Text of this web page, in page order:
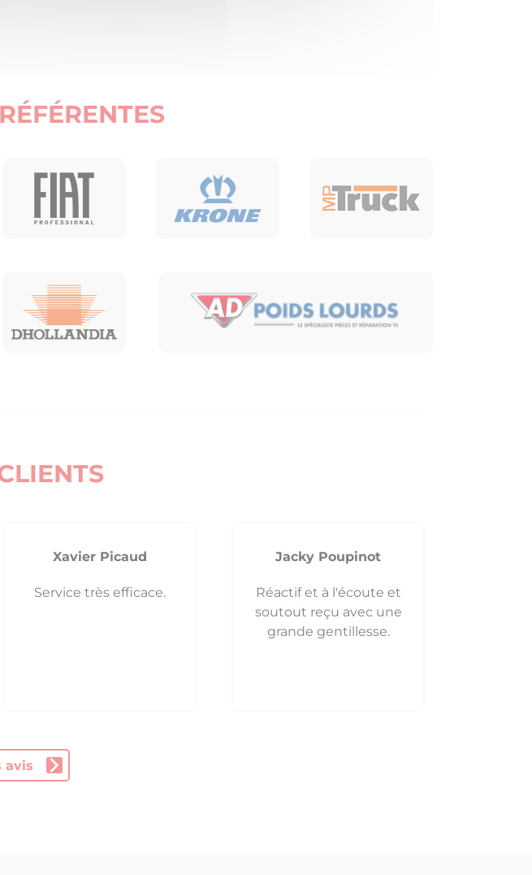
Xavier Picaud
Service très efficace.
Jacky Poupinot
Réactif et à l'écoute et
soutout reçu avec une
grande gentillesse.
avis